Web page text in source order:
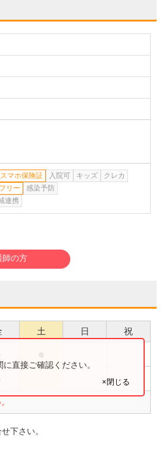
スマホ保険証 入院可 キッズ
クレカ
リー
感染予防
連携
師の方
土 日 祝
直接ご確認ください。
×閉じる
下さい。